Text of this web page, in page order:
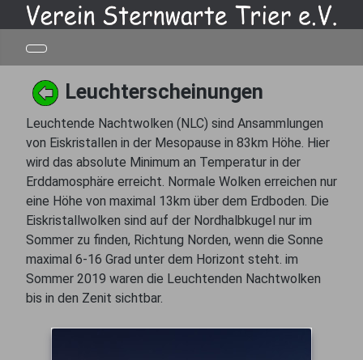
Leuchterscheinungen
Leuchtende Nachtwolken (NLC) sind Ansammlungen
von Eiskristallen in der Mesopause in 83km Höhe. Hier
wird das absolute Minimum an Temperatur in der
Erddamosphäre erreicht. Normale Wolken erreichen nur
eine Höhe von maximal 13km über dem Erdboden. Die
Eiskristallwolken sind auf der Nordhalbkugel nur im
Sommer zu finden, Richtung Norden, wenn die Sonne
maximal 6-16 Grad unter dem Horizont steht. im
Sommer 2019 waren die Leuchtenden Nachtwolken
bis in den Zenit sichtbar.